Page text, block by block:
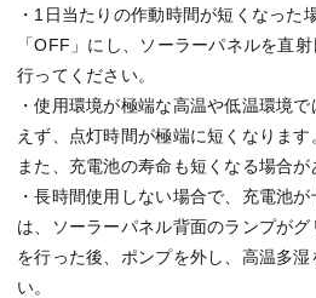
・1日当たりの作動時間が短くなった
「OFF」にし、ソーラーパネルを直
行ってください。
・使用環境が極端な高温や低温環境
えず、点灯時間が極端に短くなります
また、充電池の寿命も短くなる場合が
・長時間使用しない場合で、充電池
は、ソーラーパネル背面のランプが
を行った後、ポンプを外し、高温多
い。